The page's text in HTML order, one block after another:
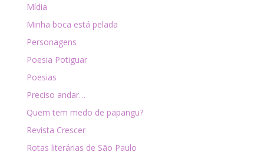
Mídia
Minha boca está pelada
Personagens
Poesia Potiguar
Poesias
Preciso andar…
Quem tem medo de papangu?
Revista Crescer
Rotas literárias de São Paulo